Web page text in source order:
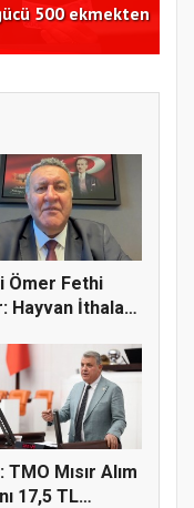
500 ekmekten
Ömer Fethi
Hayvan İthalatı
TMO Mısır Alım
17,5 TL